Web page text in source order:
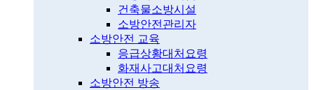
건축물소방시설
소방안전관리자
소방안전 교육
응급상황대처요령
화재사고대처요령
소방안전 방송